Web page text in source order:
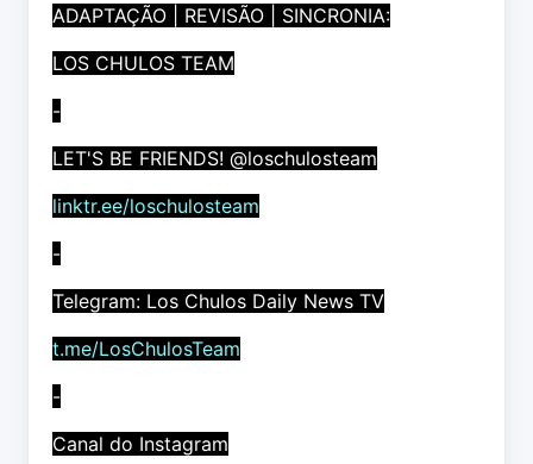
ADAPTAÇÃO | REVISÃO | SINCRONIA:
LOS CHULOS TEAM
-
LET'S BE FRIENDS! @loschulosteam
linktr.ee/loschulosteam
-
Telegram: Los Chulos Daily News TV
t.me/LosChulosTeam
-
Canal do Instagram